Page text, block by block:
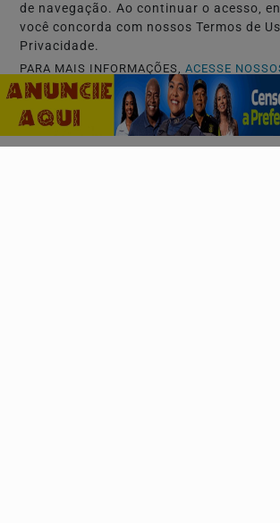
Saúde e Bem-Estar
Esportes
Cultura
Salvador
Gastronomia
SÃO
Notícias Corporativas
Geral
de navegação. Ao continuar o acesso,
você concorda com nossos Termos de
Privacidade.
PARA MAIS INFORMAÇÕES,ACESSE
CLICANDO AQUI
PROSSEGUIR